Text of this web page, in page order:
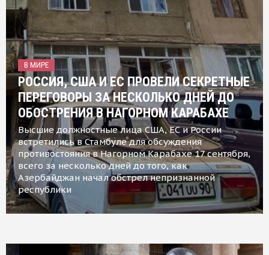
В МИРЕ
РОССИЯ, США И ЕС ПРОВЕЛИ СЕКРЕТНЫЕ
ПЕРЕГОВОРЫ ЗА НЕСКОЛЬКО ДНЕЙ ДО
ОБОСТРЕНИЯ В НАГОРНОМ КАРАБАХЕ
Высшие должностные лица США, ЕС и России
встретились в Стамбуле для обсуждения
противостояния в Нагорном Карабахе 17 сентября,
всего за несколько дней до того, как
Азербайджан начал обстрел непризнанной
республики